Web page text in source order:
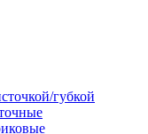
губкой